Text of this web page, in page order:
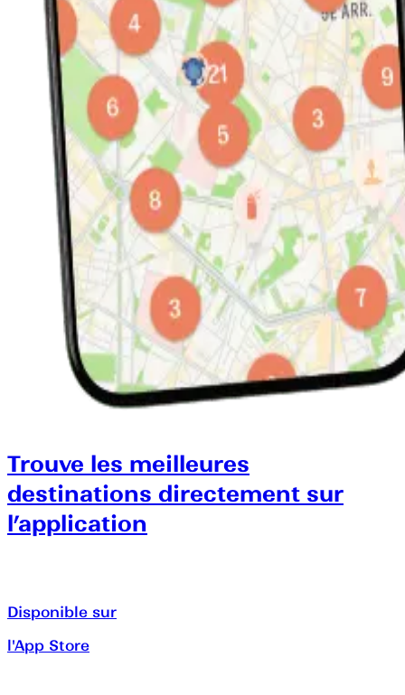
Trouve les meilleures
destinations directement sur
l’application
Disponible sur
l'App Store